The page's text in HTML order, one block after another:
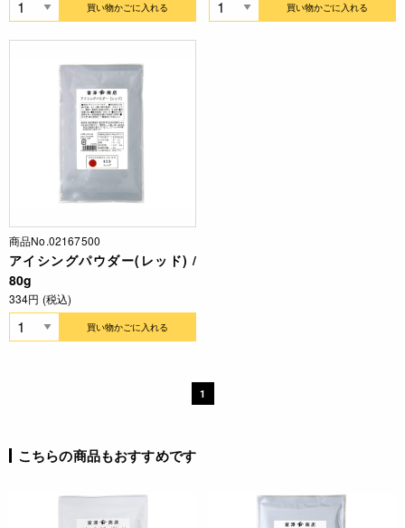
買い物かごに入れる 買い物かごに入れる
商品No.02167500
アイシングパウダー(レッド) /
80g
334円 (税込)
買い物かごに入れる
1
こちらの商品もおすすめです